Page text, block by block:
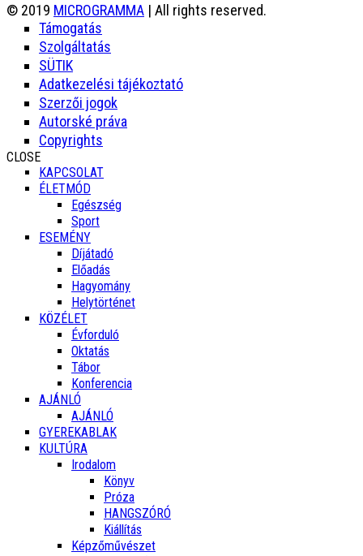
© 2019 MICROGRAMMA | All rights reserved.
Támogatás
Szolgáltatás
SÜTIK
Adatkezelési tájékoztató
Szerzői jogok
Autorské práva
Copyrights
CLOSE
KAPCSOLAT
ÉLETMÓD
Egészség
Sport
ESEMÉNY
Díjátadó
Előadás
Hagyomány
Helytörténet
KÖZÉLET
Évforduló
Oktatás
Tábor
Konferencia
AJÁNLÓ
AJÁNLÓ
GYEREKABLAK
KULTÚRA
Irodalom
Könyv
Próza
HANGSZÓRÓ
Kiállítás
Képzőművészet